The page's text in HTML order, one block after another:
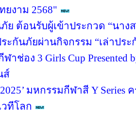
ยงาม 2568"
ย ต้อนรับผู้เข้าประกวด “นาง
ะกันภัยผ่านกิจกรรม “เล่าปร
าช่อง 3 Girls Cup
ส์
2025’ มหกรรมกีฬาสี Y
วทีโลก